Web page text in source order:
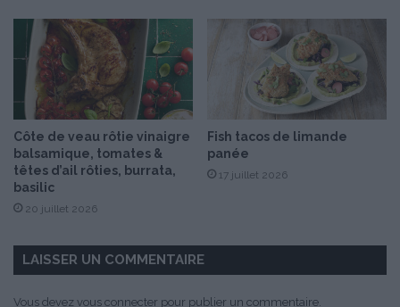
c
h
o
c
n
Côte de veau rôtie vinaigre
balsamique, tomates &
têtes d’ail rôties, burrata,
basilic
20 juillet 2026
Fish tacos de limande
panée
17 juillet 2026
LAISSER UN COMMENTAIRE
Vous devez vous connecter pour publier un commentaire.